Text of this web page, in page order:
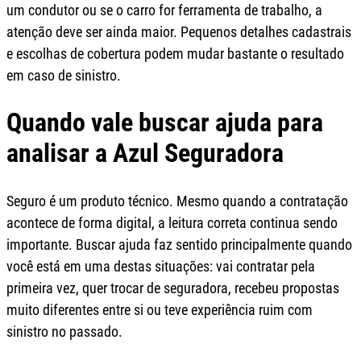
um condutor ou se o carro for ferramenta de trabalho, a
atenção deve ser ainda maior. Pequenos detalhes cadastrais
e escolhas de cobertura podem mudar bastante o resultado
em caso de sinistro.
Quando vale buscar ajuda para
analisar a Azul Seguradora
Seguro é um produto técnico. Mesmo quando a contratação
acontece de forma digital, a leitura correta continua sendo
importante. Buscar ajuda faz sentido principalmente quando
você está em uma destas situações: vai contratar pela
primeira vez, quer trocar de seguradora, recebeu propostas
muito diferentes entre si ou teve experiência ruim com
sinistro no passado.